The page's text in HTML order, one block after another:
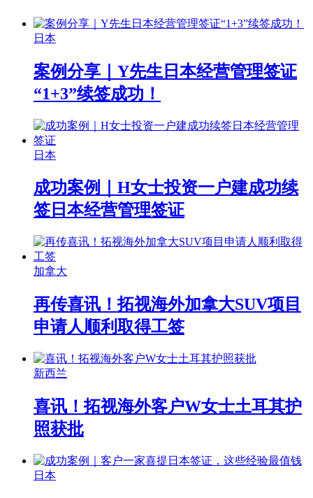
日本
案例分享｜Y先生日本经营管理签证
“1+3”续签成功！
日本
成功案例｜H女士投资一户建成功续
签日本经营管理签证
加拿大
再传喜讯！拓视海外加拿大SUV项目
申请人顺利取得工签
新西兰
喜讯！拓视海外客户W女士土耳其护
照获批
日本